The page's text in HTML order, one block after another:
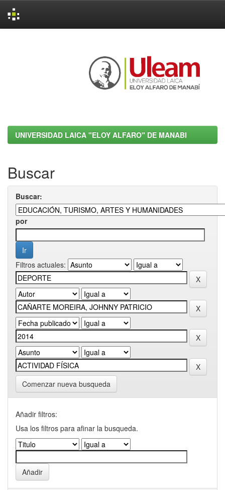
UNIVERSIDAD LAICA "ELOY ALFARO" DE MANABI
Buscar
Buscar:
por
Filtros actuales:
Comenzar nueva busqueda
Añadir filtros:
Usa los filtros para afinar la busqueda.